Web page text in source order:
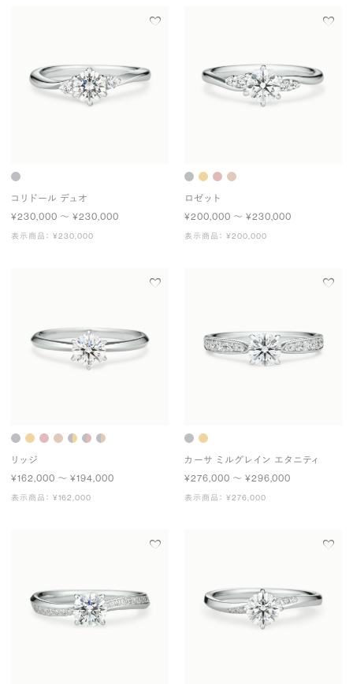
コリドール デュオ
¥230,000 〜 ¥230,000
表示商品： ¥230,000
ロゼット
¥200,000 〜 ¥230,000
表示商品： ¥200,000
リッジ
¥162,000 〜 ¥194,000
表示商品： ¥162,000
カーサ ミルグレイン エタニティ
¥276,000 〜 ¥296,000
表示商品： ¥276,000